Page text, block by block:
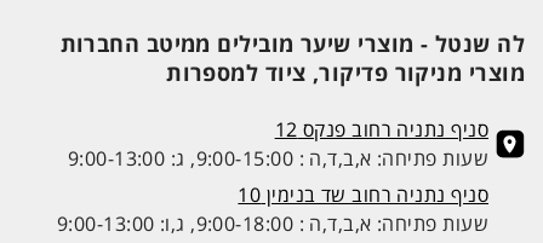
לה שנטל - מוצרי שיער מובילים ממיטב החברות
מוצרי מניקור פדיקור, ציוד למספרות
סניף נתניה רחוב פנקס 12
שעות פתיחה: א,ב,ד,ה : 9:00-15:00, ג: 9:00-13:00
סניף נתניה רחוב שד בנימין 10
שעות פתיחה: א,ב,ד,ה : 9:00-18:00, ג,ו: 9:00-13:00